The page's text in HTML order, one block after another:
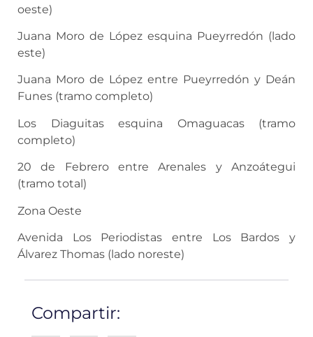
oeste)
Juana Moro de López esquina Pueyrredón (lado
este)
Juana Moro de López entre Pueyrredón y Deán
Funes (tramo completo)
Los Diaguitas esquina Omaguacas (tramo
completo)
20 de Febrero entre Arenales y Anzoátegui
(tramo total)
Zona Oeste
Avenida Los Periodistas entre Los Bardos y
Álvarez Thomas (lado noreste)
Compartir: